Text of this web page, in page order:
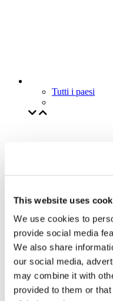
This website uses
We use cookies to
provide social media
We also share
our social media,
may combine it with
provided to them or
Tutti i paesi